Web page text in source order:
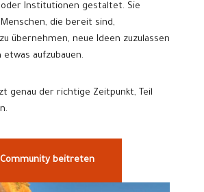
Institutionen gestaltet. Sie
die bereit sind,
übernehmen, neue Ideen zuzulassen
aufzubauen.
genau der richtige Zeitpunkt, Teil
Community beitreten